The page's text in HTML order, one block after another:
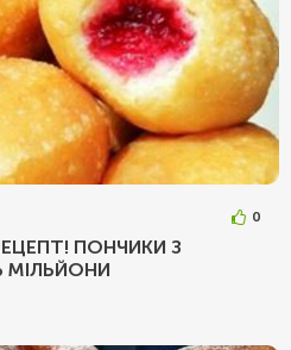
0
ПОНЧИКИ З